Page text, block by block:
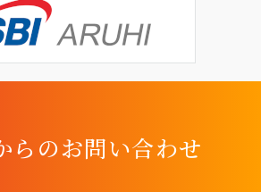
らのお問い合わせ